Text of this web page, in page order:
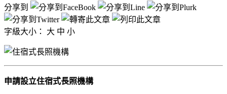
分享到
字級大小： 大 中 小
申請設立住宿式長照機構